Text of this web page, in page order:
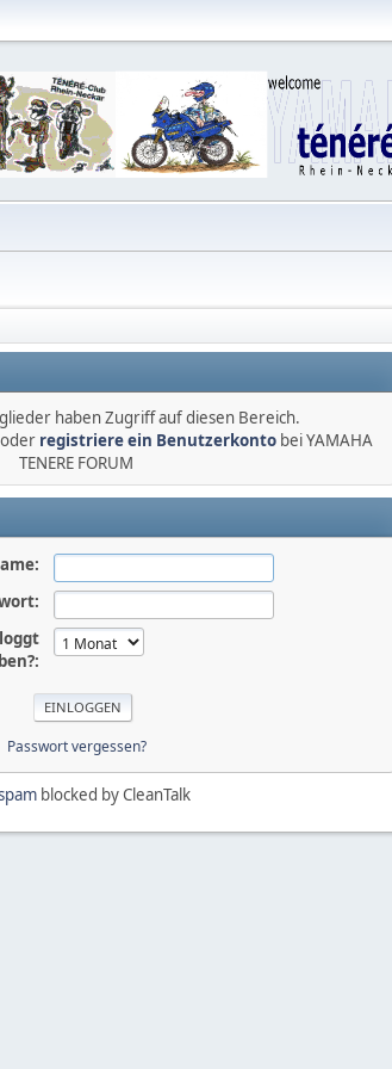
haben Zugriff auf diesen Bereich.
registriere ein Benutzerkonto bei YAMAHA
TENERE FORUM
Passwort vergessen?
blocked by CleanTalk